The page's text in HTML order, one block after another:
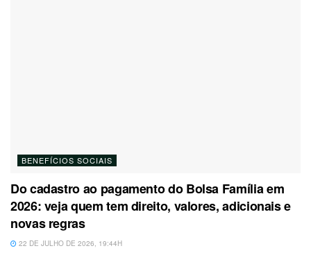
BENEFÍCIOS SOCIAIS
Do cadastro ao pagamento do Bolsa Família em
2026: veja quem tem direito, valores, adicionais e
novas regras
22 DE JULHO DE 2026, 19:44H